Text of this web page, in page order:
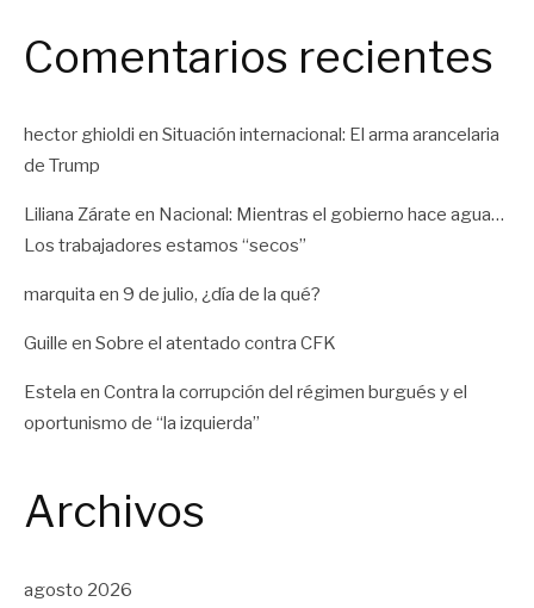
Comentarios recientes
hector ghioldi en Situación internacional: El arma arancelaria
de Trump
Liliana Zárate en Nacional: Mientras el gobierno hace agua…
Los trabajadores estamos “secos”
marquita en 9 de julio, ¿día de la qué?
Guille en Sobre el atentado contra CFK
Estela en Contra la corrupción del régimen burgués y el
oportunismo de “la izquierda”
Archivos
agosto 2026